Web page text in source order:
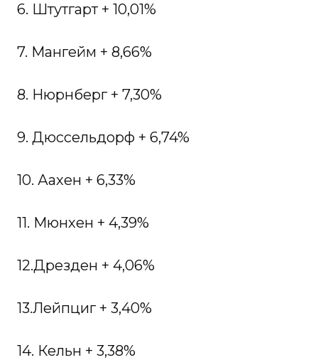
6. Штутгарт + 10,01%
7. Мангейм + 8,66%
8. Нюрнберг + 7,30%
9. Дюссельдорф + 6,74%
10. Аахен + 6,33%
11. Мюнхен + 4,39%
12.Дрезден + 4,06%
13.Лейпциг + 3,40%
14. Кельн + 3,38%